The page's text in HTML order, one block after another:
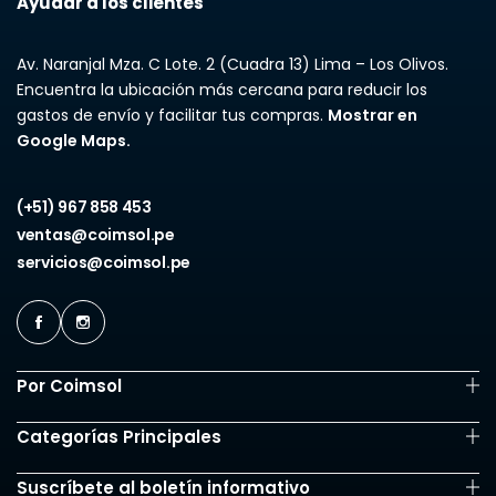
Av. Naranjal Mza. C Lote. 2 (Cuadra 13) Lima – Los Olivos.
Encuentra la ubicación más cercana para reducir los
gastos de envío y facilitar tus compras. Mostrar en
Google Maps.
(+51) 967 858 453
ventas@coimsol.pe
servicios@coimsol.pe
Por Coimsol
Categorías Principales
Suscríbete al boletín informativo